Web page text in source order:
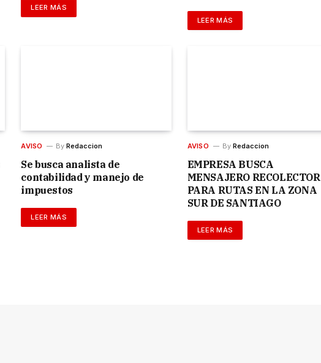
LEER MÁS
LEER MÁS
AVISO By Redaccion
Se busca analista de
contabilidad y manejo de
impuestos
LEER MÁS
AVISO By Redaccion
EMPRESA BUSCA
MENSAJERO RECOLECTOR
PARA RUTAS EN LA ZONA
SUR DE SANTIAGO
LEER MÁS